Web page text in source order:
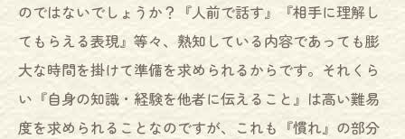
のではないでしょうか？『人前で話す』『相手に理解し
てもらえる表現』等々、熟知している内容であっても膨
大な時間を掛けて準備を求められるからです。それくら
い『自身の知識・経験を他者に伝えること』は高い難易
度を求められることなのですが、これも『慣れ』の部分